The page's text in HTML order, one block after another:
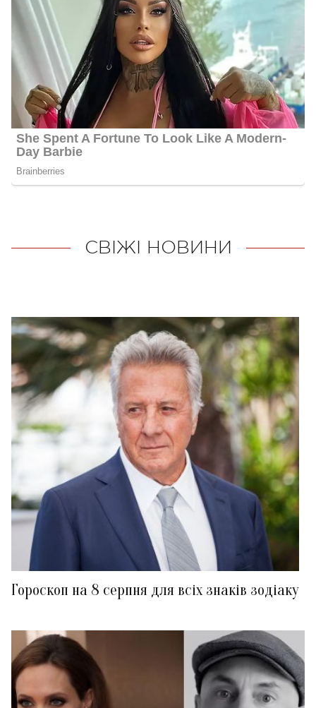
СВІЖІ НОВИНИ
Гороскоп на 8 серпня для всіх знаків зодіаку